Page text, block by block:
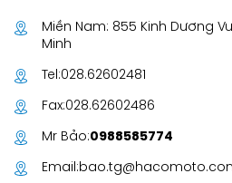
Miền Nam: 855 Kinh Dương
Minh
Tel:028.62602481
Fax:028.62602486
Mr Bảo:0988585774
Email: